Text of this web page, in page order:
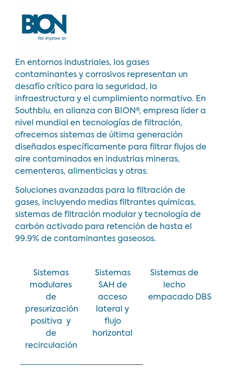
En entornos industriales, los gases
contaminantes y corrosivos representan un
desafío crítico para la seguridad, la
infraestructura y el cumplimiento normativo. En
Southblu, en alianza con BION®, empresa líder a
nivel mundial en tecnologías de filtración,
ofrecemos sistemas de última generación
diseñados específicamente para filtrar flujos de
aire contaminados en industrias mineras,
cementeras, alimenticias y otras.
Soluciones avanzadas para la filtración de
gases, incluyendo medias filtrantes químicas,
sistemas de filtración modular y tecnología de
carbón activado para retención de hasta el
99.9% de contaminantes gaseosos.
Sistemas
modulares
de
presurización
positiva y
de
recirculación
Sistemas
SAH de
acceso
lateral y
flujo
horizontal
Sistemas de
lecho
empacado DBS